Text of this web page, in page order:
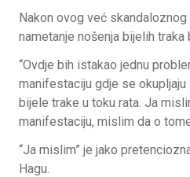
Nakon ovog već
nametanje nošenja bijelih
“Ovdje bih istakao jednu
manifestaciju gdje se
bijele trake u toku rata. Ja
manifestaciju, mislim da o
“Ja mislim” je jako
Hagu.